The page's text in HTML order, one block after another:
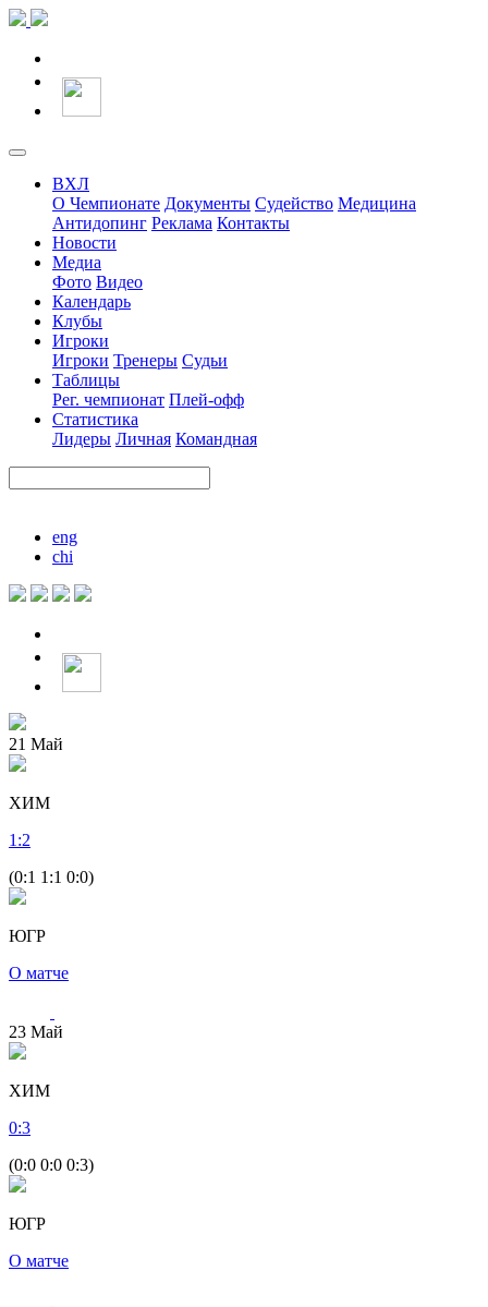
ВХЛ
О Чемпионате Документы Судейство Медицина
Антидопинг Реклама Контакты
Новости
Медиа
Фото Видео
Календарь
Клубы
Игроки
Игроки Тренеры Судьи
Таблицы
Рег. чемпионат Плей-офф
Статистика
Лидеры Личная Командная
eng
chi
21 Май
ХИМ
1 :2
(0:1 1:1 0:0)
ЮГР
О матче
23 Май
ХИМ
0:3
(0:0 0:0 0:3)
ЮГР
О матче